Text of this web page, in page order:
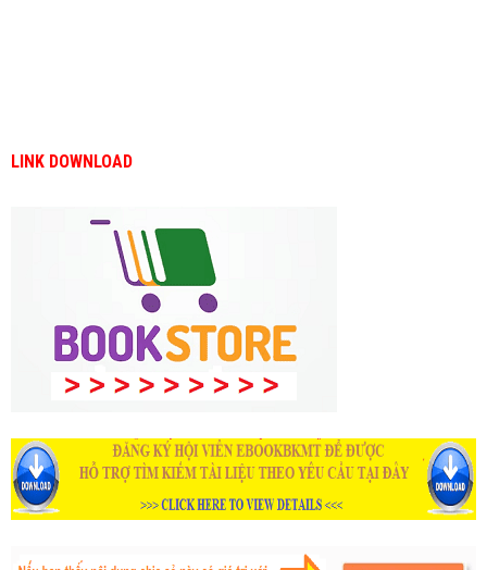
LINK DOWNLOAD